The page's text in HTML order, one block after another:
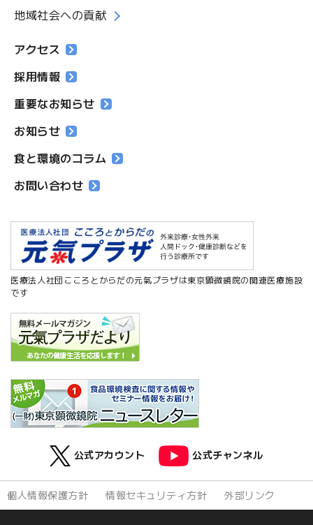
地域社会への貢献
アクセス
採用情報
重要なお知らせ
お知らせ
食と環境のコラム
お問い合わせ
医療法人社団こころとからだの元氣プラザは東京顕微鏡院の関連医療施設
です
公式アカウント 公式チャンネル
個人情報保護方針 情報セキュリティ方針 外部リンク